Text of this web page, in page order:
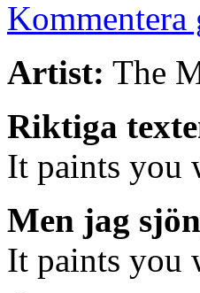
Kommentera
Artist: The
Riktiga
It paints you
Men jag
It paints you